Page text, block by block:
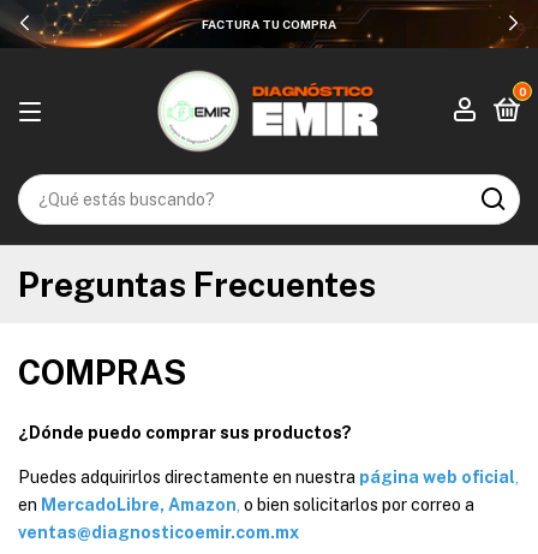
FACTURA TU COMPRA
0
Preguntas Frecuentes
COMPRAS
¿Dónde puedo comprar sus productos?
Puedes adquirirlos directamente en nuestra página web oficial,
en MercadoLibre, Amazon, o bien solicitarlos por correo a
ventas@diagnosticoemir.com.mx